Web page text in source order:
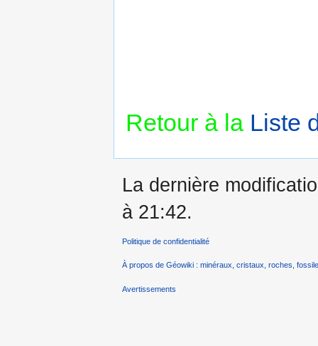
Retour à la Liste
La dernière
à 21:42.
Politique de confidentialité
À propos de Géowiki : minéraux, cristaux, roches,
Avertissements